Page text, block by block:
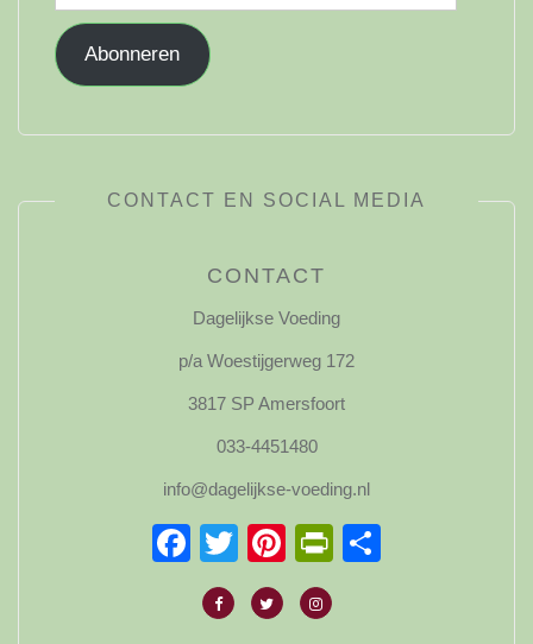
mailadres
Abonneren
CONTACT EN SOCIAL MEDIA
CONTACT
Dagelijkse Voeding
p/a Woestijgerweg 172
3817 SP Amersfoort
033-4451480
info@dagelijkse-voeding.nl
Facebook
TwitterPinterest